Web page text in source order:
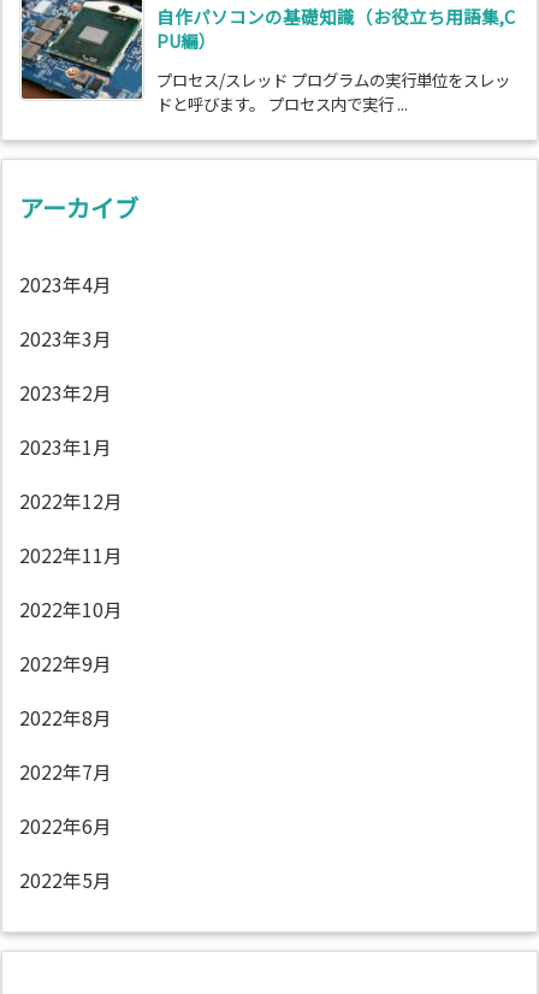
自作パソコンの基礎知識（お役立ち用語集,C
PU編）
プロセス/スレッド プログラムの実行単位をスレッ
ドと呼びます。 プロセス内で実行 ...
アーカイブ
2023年4月
2023年3月
2023年2月
2023年1月
2022年12月
2022年11月
2022年10月
2022年9月
2022年8月
2022年7月
2022年6月
2022年5月